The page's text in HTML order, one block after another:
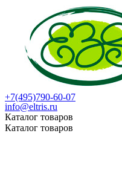
+7(495)790-60-07
info@eltris.ru
Каталог товаров
Каталог товаров